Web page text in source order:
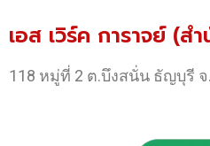
เอส เวิร์ค การาจย์ (ส
118 หมู่ที่ 2 ต.บึงสนั่น ธัญบุรี